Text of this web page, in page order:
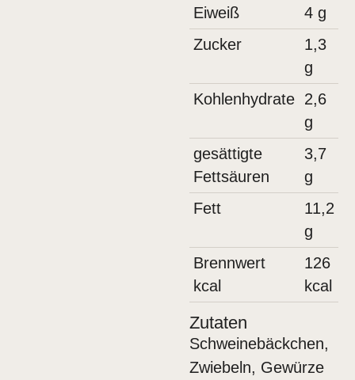
Eiweiß
4 g
Zucker
1,3
g
Kohlenhydrate 2,6
g
gesättigte
Fettsäuren
3,7
g
Fett
11,2
g
Brennwert
kcal
126
kcal
Zutaten
Schweinebäckchen,
Zwiebeln, Gewürze